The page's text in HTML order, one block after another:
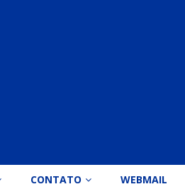
CONTATO WEBMAIL